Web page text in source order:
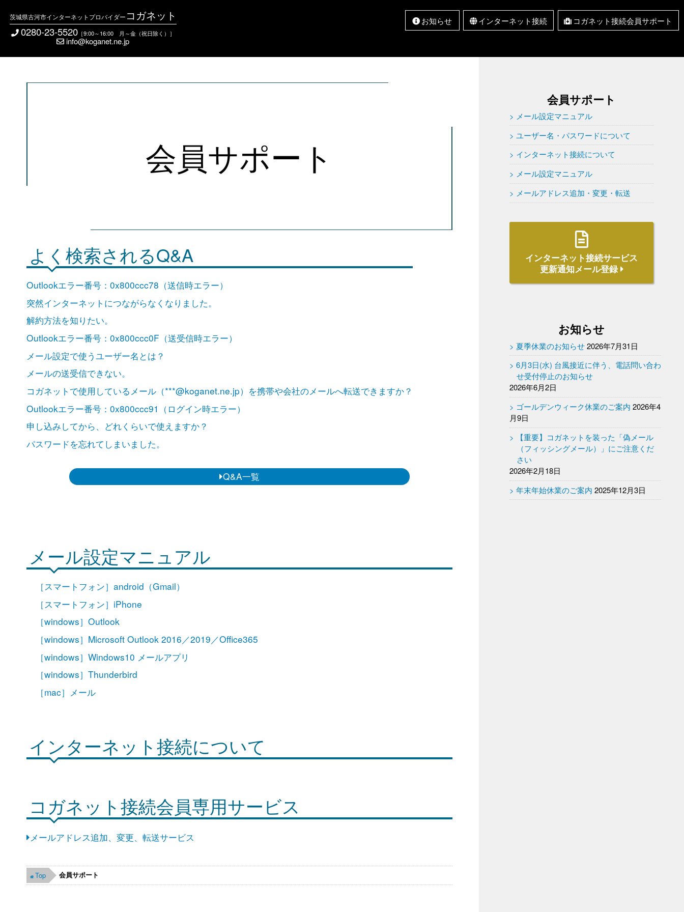
茨城県古河市インターネットプロバイダー コガネット
0280-23-5520［9:00～16:00 月～金（祝日除く）］
info@koganet.ne.jp
お知らせ
インターネット接続
コガネット接続会員サポート
ついて
ドについて
変更・転送
会員サポート
よく検索されるQ&A
Outlookエラー番号：0x800ccc78（送信時エラー）
突然インターネットにつながらなくなりました。
解約方法を知りたい。
Outlookエラー番号：0x800ccc0F（送受信時エラー）
メール設定で使うユーザー名とは？
メールの送受信できない。
コガネットで使用しているメール（***@koganet.ne.jp）を携帯や会社のメールへ転送できますか？
Outlookエラー番号：0x800ccc91（ログイン時エラー）
申し込みしてから、どれくらいで使えますか？
パスワードを忘れてしまいました。
Q&A一覧
メール設定マニュアル
［スマートフォン］android（Gmail）
［スマートフォン］iPhone
［windows］Outlook
［windows］Microsoft Outlook 2016／2019／Office365
［windows］Windows10 メールアプリ
［windows］Thunderbird
［mac］メール
インターネット接続について
コガネット接続会員専用サービス
メールアドレス追加、変更、転送サービス
Top 会員サポート
会員サポート
メール設定マニュアル
ユーザー名・パスワードについて
インターネット接続について
メール設定マニュアル
メールアドレス追加・変更・転送
インターネット接続サービス
更新通知メール登録
お知らせ
夏季休業のお知らせ 2026年7月31日
6月3日(水) 台風接近に伴う、電話問い合わ
せ受付停止のお知らせ
2026年6月2日
ゴールデンウィーク休業のご案内 2026年4
月9日
【重要】コガネットを装った「偽メール
（フィッシングメール）」にご注意くだ
さい
2026年2月18日
年末年始休業のご案内 2025年12月3日